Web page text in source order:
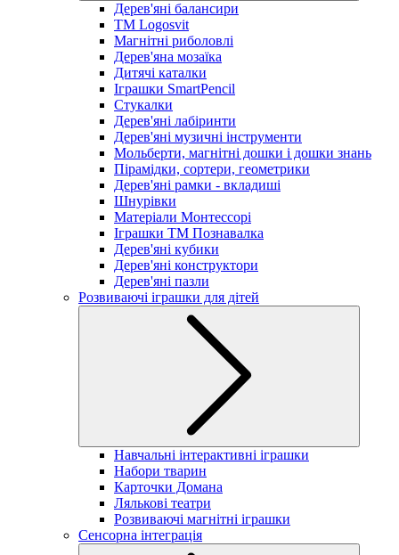
Дерев'яні балансири
TM Logosvit
Магнітні риболовлі
Дерев'яна мозаїка
Дитячі каталки
Іграшки SmartPencil
Стукалки
Дерев'яні лабіринти
Дерев'яні музичні інструменти
Мольберти, магнітні дошки і дошки знань
Пірамідки, сортери, геометрики
Дерев'яні рамки - вкладиші
Шнурівки
Матеріали Монтессорі
Іграшки ТМ Познавалка
Дерев'яні кубики
Дерев'яні конструктори
Дерев'яні пазли
Розвиваючі іграшки для дітей
Навчальні інтерактивні іграшки
Набори тварин
Карточки Домана
Лялькові театри
Розвиваючі магнітні іграшки
Сенсорна інтеграція